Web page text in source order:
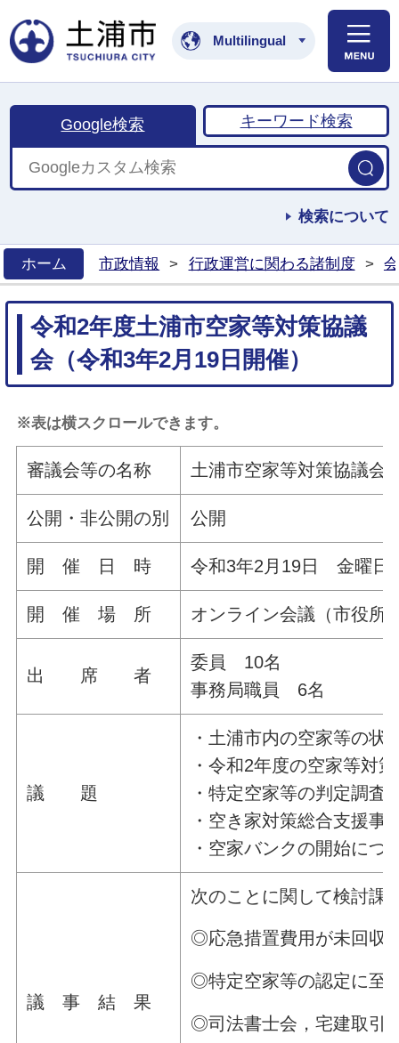
土浦市公式ホームペ
Multilingual
Google検索 キーワード検索
検索について
ホーム
市政情報 > 行政運営に関わる諸制度 >
令和2年度土浦市空家等対策協議
会（令和3年2月19日開催）
※表は横スクロールできます。
審議会等の名称 土浦市空家等対策協議会
公開・非公開の別 公開
開 催 日 時 令和3年2月19日 金曜日
開 催 場 所 オンライン会議（市役所
出 席 者
委員 10名
事務局職員 6名
議 題
・土浦市内の空家等の状
・令和2年度の空家等対
・特定空家等の判定調査
・空き家対策総合支援事
・空家バンクの開始につ
議 事 結 果
次のことに関して検討課
◎応急措置費用が未回収
◎特定空家等の認定に至
◎司法書士会，宅建取引